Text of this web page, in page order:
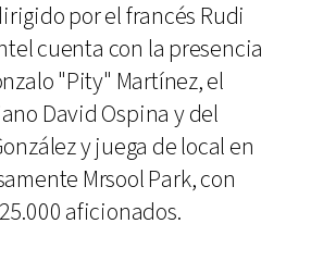
por el francés Rudi
cuenta con la presencia
"Pity" Martínez, el
David Ospina y del
y juega de local en
Mrsool Park, con
aficionados.